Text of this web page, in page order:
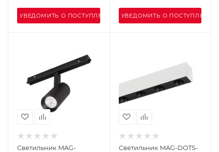
УВЕДОМИТЬ О ПОСТУПЛЕНИИ УВЕДОМИТЬ О ПОСТУПЛЕНИИ
Светильник MAG-
Светильник MAG-DOTS-